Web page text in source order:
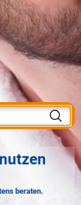
beraten.